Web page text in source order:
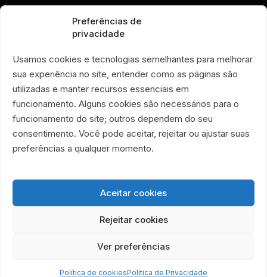
Preferências de
privacidade
Usamos cookies e tecnologias semelhantes para melhorar
sua experiência no site, entender como as páginas são
utilizadas e manter recursos essenciais em
funcionamento. Alguns cookies são necessários para o
funcionamento do site; outros dependem do seu
consentimento. Você pode aceitar, rejeitar ou ajustar suas
preferências a qualquer momento.
Aceitar cookies
Rejeitar cookies
Ver preferências
Política de cookiesPolítica de Privacidade
+55 21 99028-9090
ONG É POR AMOR
Manguinhos • 巴西里约热内卢
É POR AMOR 公益二手店
719 和 720 号店铺
Copacabana • 巴西里约热内卢
对抗饥饿。培育尊严。